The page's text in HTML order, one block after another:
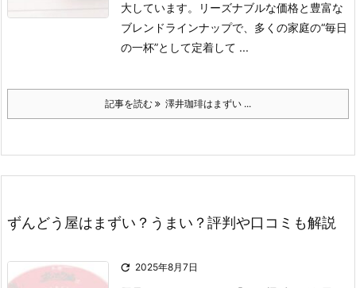
大しています。
リーズナブルな価格と豊富な
ブレンドラインナップで、多くの家庭の“毎日
の一杯”として定着して ...
記事を読む 澤井珈琲はまずい ...
ずんどう屋はまずい？うまい？評判や口コミも解説
 2025年8月7日